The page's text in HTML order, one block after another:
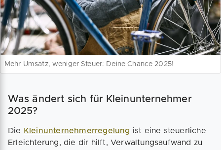
Mehr Umsatz, weniger Steuer: Deine Chance 2025!
Was ändert sich für Kleinunternehmer
2025?
Die Kleinunternehmerregelung ist eine steuerliche
Erleichterung, die dir hilft, Verwaltungsaufwand zu